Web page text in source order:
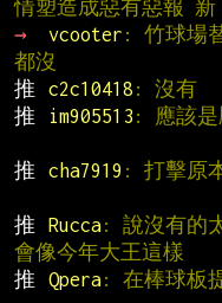
情塑造成惡有惡報 新
→
vcooter : 竹球場
都沒
推
c2c10418 : 沒有
推
im905513 : 應該是
推
cha7919 : 打擊原
推
Rucca: 說沒有的
會像今年大王這樣
推
Qpera: 在棒球板